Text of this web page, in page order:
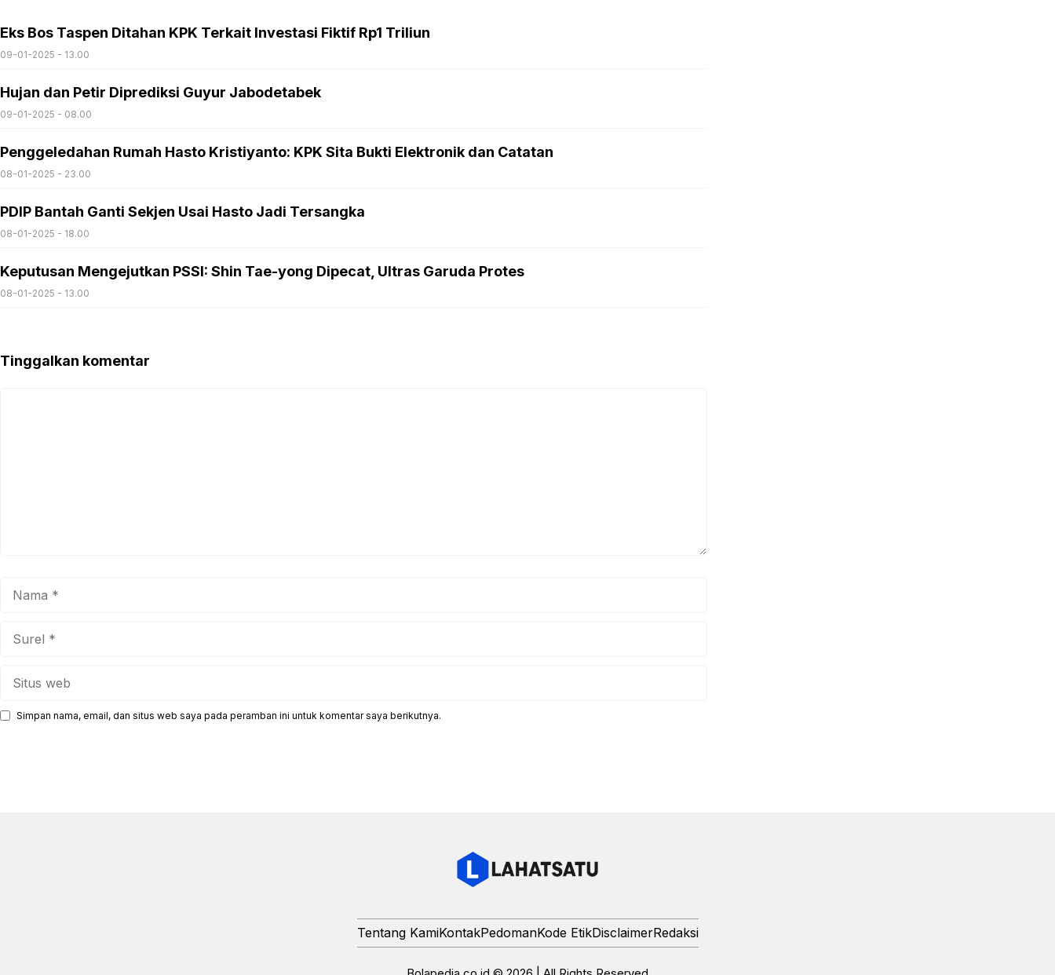
Eks Bos Taspen Ditahan KPK Terkait Investasi Fiktif Rp1 Triliun
09-01-2025 - 13.00
Hujan dan Petir Diprediksi Guyur Jabodetabek
09-01-2025 - 08.00
Penggeledahan Rumah Hasto Kristiyanto: KPK Sita Bukti Elektronik dan Catatan
08-01-2025 - 23.00
PDIP Bantah Ganti Sekjen Usai Hasto Jadi Tersangka
08-01-2025 - 18.00
Keputusan Mengejutkan PSSI: Shin Tae-yong Dipecat, Ultras Garuda Protes
08-01-2025 - 13.00
Tinggalkan komentar
Simpan nama, email, dan situs web saya pada peramban ini untuk komentar saya berikutnya.
Tentang KamiKontakPedomanKode EtikDisclaimerRedaksi